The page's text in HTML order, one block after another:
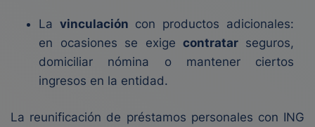
La vinculación con productos adicionales:
en ocasiones se exigecontratar seguros,
domiciliar nómina o mantener ciertos
ingresos en la entidad.
La reunificación de préstamos personales con ING